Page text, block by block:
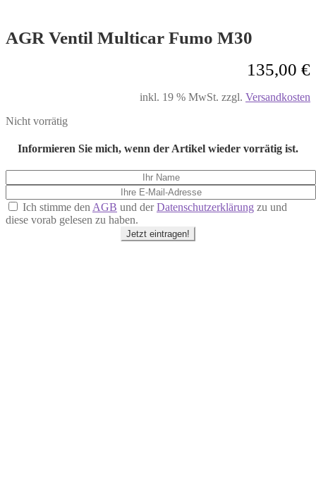
AGR Ventil Multicar Fumo M30
135,00 €
inkl. 19 % MwSt. zzgl. Versandkosten
Nicht vorrätig
Informieren Sie mich, wenn der Artikel wieder vorrätig ist.
Ich stimme den AGB und derDatenschutzerklärung zu und
diese vorab gelesen zu haben.
Jetzt eintragen!